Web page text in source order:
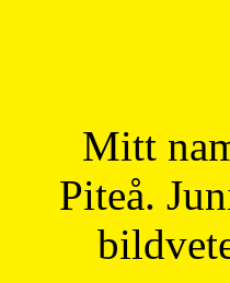
Mitt
Piteå.